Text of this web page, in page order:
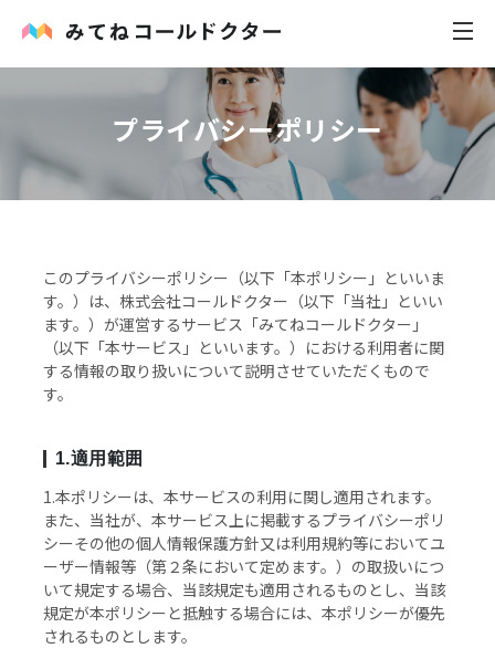
小児科
皮膚科
感染症
お知らせ
よくあるご質問
プライバシーポリシー
このプライバシーポリシー（以下「本ポリシー」といいま
す。）は、株式会社コールドクター（以下「当社」といい
ます。）が運営するサービス「みてねコールドクター」
（以下「本サービス」といいます。）における利用者に関
する情報の取り扱いについて説明させていただくもので
す。
1.適用範囲
1.本ポリシーは、本サービスの利用に関し適用されます。
また、当社が、本サービス上に掲載するプライバシーポリ
シーその他の個人情報保護方針又は利用規約等においてユ
ーザー情報等（第２条において定めます。）の取扱いにつ
いて規定する場合、当該規定も適用されるものとし、当該
規定が本ポリシーと抵触する場合には、本ポリシーが優先
されるものとします。